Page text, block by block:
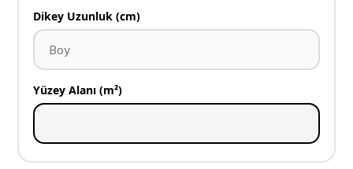
Dikey Uzunluk (cm)
Yüzey Alanı (m²)